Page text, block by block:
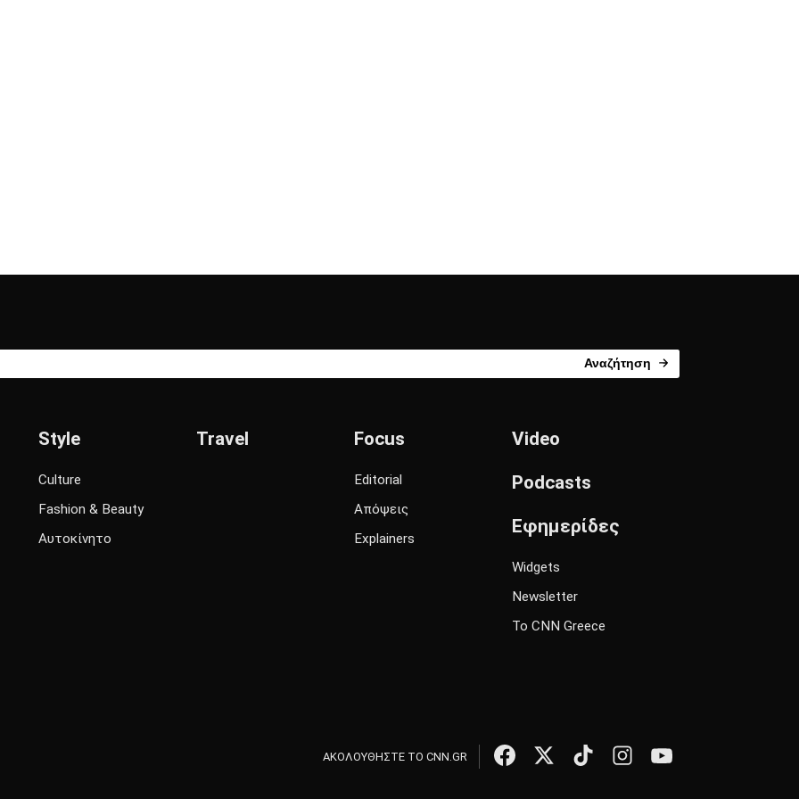
Αναζήτηση
Style
Culture
Fashion & Beauty
Αυτοκίνητο
Travel Focus
Editorial
Απόψεις
Explainers
Video
Podcasts
Εφημερίδες
Widgets
Newsletter
Το CNN Greece
ΑΚΟΛΟΥΘΗΣΤΕ ΤΟ CNN.GR